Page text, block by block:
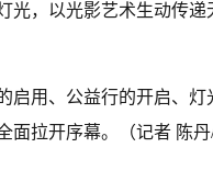
光，以光影艺术生动传
启用、公益行的开启、
拉开序幕。（记者 陈丹/